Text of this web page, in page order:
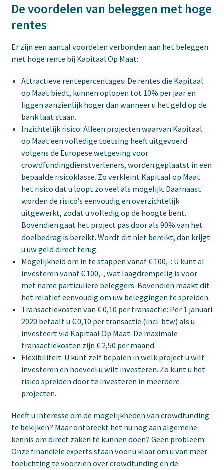
De voordelen van beleggen met hoge
rentes
Er zijn een aantal voordelen verbonden aan het beleggen
met hoge rente bij Kapitaal Op Maat:
Attractieve rentepercentages: De rentes die Kapitaal
op Maat biedt, kunnen oplopen tot 10% per jaar en
liggen aanzienlijk hoger dan wanneer u het geld op de
bank laat staan.
Inzichtelijk risico: Alleen projecten waarvan Kapitaal
op Maat een volledige toetsing heeft uitgevoerd
volgens de Europese wetgeving voor
crowdfundingdienstverleners, worden geplaatst in een
bepaalde risicoklasse. Zo verkleint Kapitaal op Maat
het risico dat u loopt zo veel als mogelijk. Daarnaast
worden de risico’s eenvoudig en overzichtelijk
uitgewerkt, zodat u volledig op de hoogte bent.
Bovendien gaat het project pas door als 90% van het
doelbedrag is bereikt. Wordt dit niet bereikt, dan krijgt
u uw geld direct terug.
Mogelijkheid om in te stappen vanaf € 100,-: U kunt al
investeren vanaf € 100,-, wat laagdrempelig is voor
met name particuliere beleggers. Bovendien maakt dit
het relatief eenvoudig om uw beleggingen te spreiden.
Transactiekosten van € 0,10 per transactie: Per 1 januari
2020 betaalt u € 0,10 per transactie (incl. btw) als u
investeert via Kapitaal Op Maat. De maximale
transactiekosten zijn € 2,50 per maand.
Flexibiliteit: U kunt zelf bepalen in welk project u wilt
investeren en hoeveel u wilt investeren. Zo kunt u het
risico spreiden door te investeren in meerdere
projecten.
Heeft u interesse om de mogelijkheden van crowdfunding
te bekijken? Maar ontbreekt het nu nog aan algemene
kennis om direct zaken te kunnen doen? Geen probleem.
Onze financiële experts staan voor u klaar om u van meer
toelichting te voorzien over crowdfunding en de